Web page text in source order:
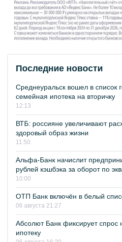
Последние новости
Среднеуральск вошел в список
семейная ипотека на вторичку
12:13
ВТБ: россияне увеличивают
здоровый образ жизни
11:50
Альфа-Банк начислит
рублей кэшбэка за оборот по
10:00
ОТП Банк включён в белый
06 августа 21:27
Абсолют Банк фиксирует спрос
ипотеку